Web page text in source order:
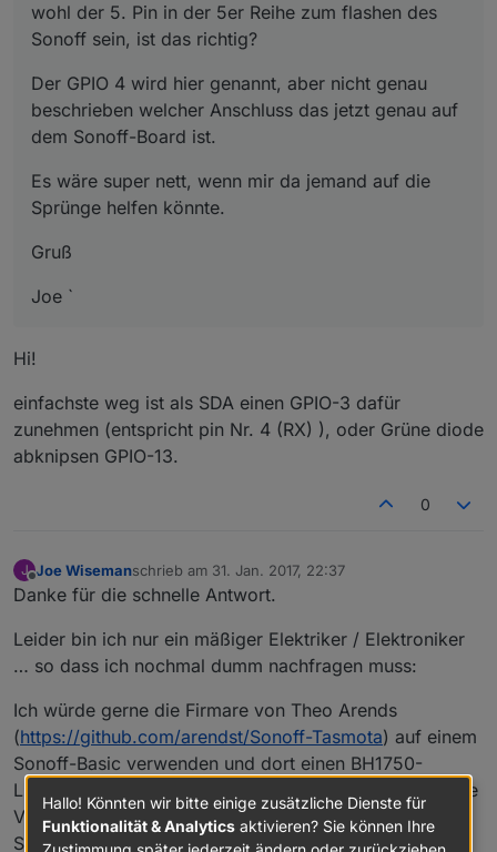
wohl der 5. Pin in der 5er Reihe zum flashen des
Sonoff sein, ist das richtig?
Der GPIO 4 wird hier genannt, aber nicht genau
beschrieben welcher Anschluss das jetzt genau auf
dem Sonoff-Board ist.
Es wäre super nett, wenn mir da jemand auf die
Sprünge helfen könnte.
Gruß
Joe `
Hi!
einfachste weg ist als SDA einen GPIO-3 dafür
zunehmen (entspricht pin Nr. 4 (RX) ), oder Grüne diode
abknipsen GPIO-13.
0
J
Offline
Joe Wisemanschrieb am 31. Jan. 2017, 22:37
zuletzt editiert von
Danke für die schnelle Antwort.
Leider bin ich nur ein mäßiger Elektriker / Elektroniker
… so dass ich nochmal dumm nachfragen muss:
Ich würde gerne die Firmare von Theo Arends
(https://github.com/arendst/Sonoff-Tasmota) auf einem
Sonoff-Basic verwenden und dort einen BH1750-
Lichtsensor anschließen. Die Firmware ist eine spezielle
Version seiner Sonoff-Firmware in der man wohl prima
Sensoren mit einbinden kann.
Hallo! Könnten wir bitte einige zusätzliche Dienste für
Funktionalität & Analytics aktivieren? Sie können Ihre